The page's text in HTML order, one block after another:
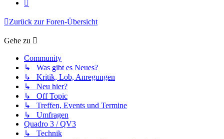
Zurück zur Foren-Übersicht
Gehe zu
Community
↳ Was gibt es Neues?
↳ Kritik, Lob, Anregungen
↳ Neu hier?
↳ Off Topic
↳ Treffen, Events und Termine
↳ Umfragen
Quadro 3 / QV3
↳ Technik